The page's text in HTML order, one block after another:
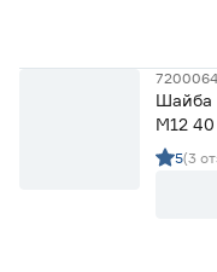
Шайба
М12
5(3